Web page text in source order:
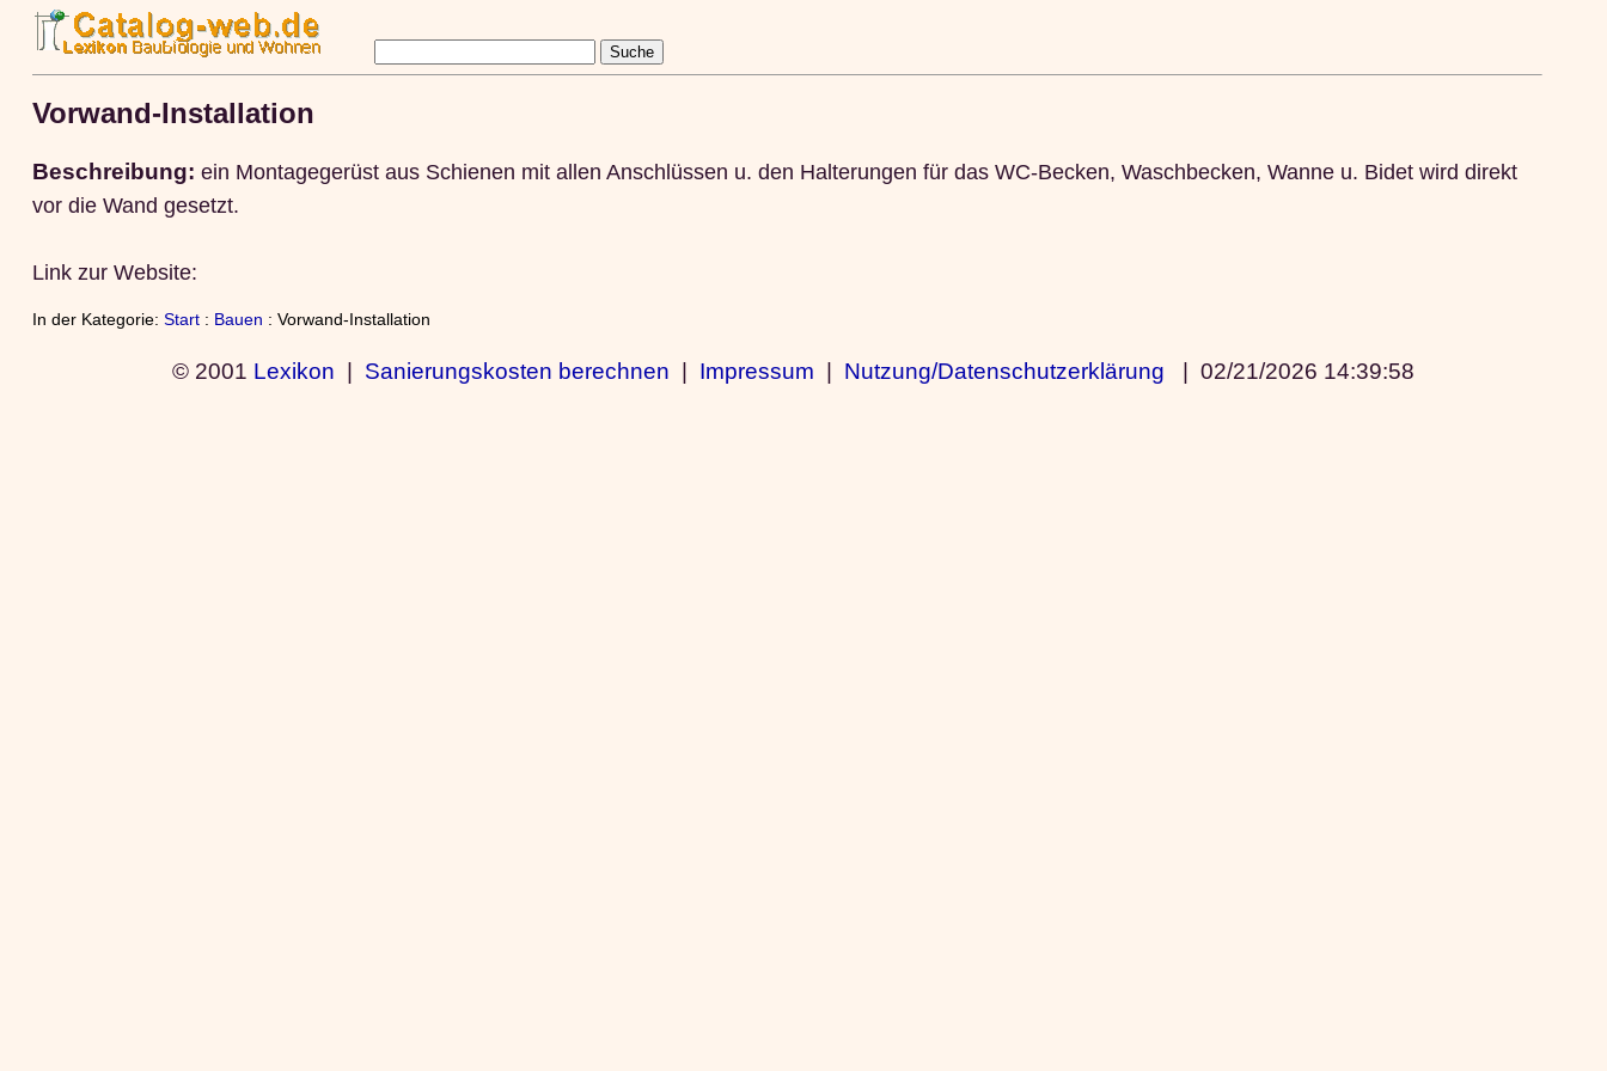
Vorwand-Installation
Beschreibung: ein Montagegerüst aus Schienen mit allen Anschlüssen u. den Halterungen für das WC-Becken, Waschbecken, Wanne u. Bidet wird direkt
vor die Wand gesetzt.
Link zur Website:
In der Kategorie: Start: Bauen : Vorwand-Installation
© 2001 Lexikon | Sanierungskosten berechnen | Impressum | Nutzung/Datenschutzerklärung |02/21/2026 14:39:58